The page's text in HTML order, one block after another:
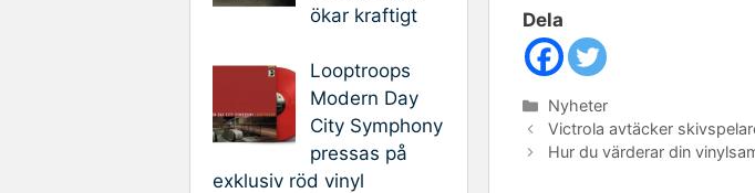
Dela
Kategorier
Nyheter
Victrola avtäcker
Hur du värderar din
ökar kraftigt
Looptroops
Modern Day
City Symphony
pressas på
exklusiv röd vinyl